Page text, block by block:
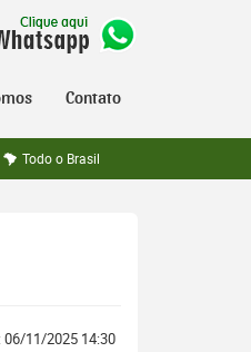
Contato
Todo o Brasil
06/11/2025 14:30